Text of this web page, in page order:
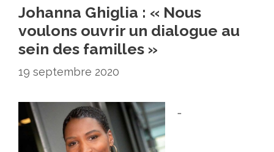
Johanna Ghiglia : « Nous
voulons ouvrir un dialogue au
sein des familles »
19 septembre 2020
…